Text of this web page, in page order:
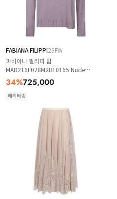
FABIANA FILIPPI26FW
파비아나 필리피 탑
MAD216F028M2810165 Nude
Neutrals
34%725,000
해외배송